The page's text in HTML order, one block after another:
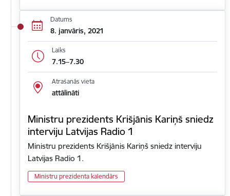
Datums
8. janvāris, 2021
Laiks
7.15–7.30
Atrašanās vieta
attālināti
Ministru prezidents Krišjānis Kariņš sniedz
interviju Latvijas Radio 1
Ministru prezidents Krišjānis Kariņš sniedz interviju
Latvijas Radio 1.
Ministru prezidenta kalendārs